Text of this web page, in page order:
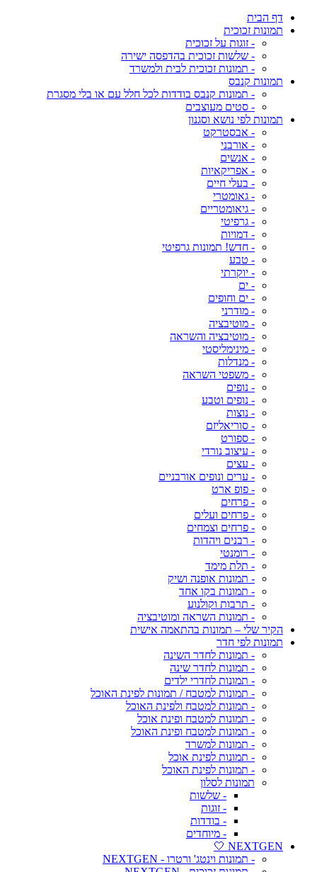
דף הבית
תמונות זכוכית
- זוגות על זכוכית
- שלשות זכוכית בהדפסה ישירה
- תמונות זכוכית לבית ולמשרד
תמונות קנבס
- תמונות קנבס בודדות לכל חלל עם או בלי מסגרת
- סטים מעוצבים
תמונות לפי נושא וסגנון
- אבסטרקט
- אורבני
- אנשים
- אפריקאיות
- בעלי חיים
- גאומטרי
- גיאומטריים
- גרפיטי
- דמויות
- חדש! תמונות גרפיטי
- טבע
- יוקרתי
- ים
- ים וחופים
- מודרני
- מוטיבציה
- מוטיבציה והשראה
- מינימליסטי
- מנדלות
- משפטי השראה
- נופים
- נופים וטבע
- נוצות
- סוריאליזם
- ספורט
- עיצוב נורדי
- עצים
- ערים ונופים אורבניים
- פופ ארט
- פרחים
- פרחים ועלים
- פרחים וצמחים
- רבנים ויהדות
- רומנטי
- תלת מימד
- תמונות אופנה ושיק
- תמונות בקו אחד
- תרבות וקולנוע
- תמונות השראה ומוטיבציה
הקיר שלי – תמונות בהתאמה אישית
תמונות לפי חדר
- תמונות לחדר השינה
- תמונות לחדר שינה
- תמונות לחדרי ילדים
- תמונות למטבח / תמונות לפינת האוכל
- תמונות למטבח ולפינת האוכל
- תמונות למטבח ופינת אוכל
- תמונות למטבח ופינת האוכל
- תמונות למשרד
- תמונות לפינת אוכל
- תמונות לפינת האוכל
תמונות לסלון
- שלשות
- זוגות
- בודדות
- מיוחדים
NEXTGEN 🤍
- תמונות וינטג' ורטרו - NEXTGEN